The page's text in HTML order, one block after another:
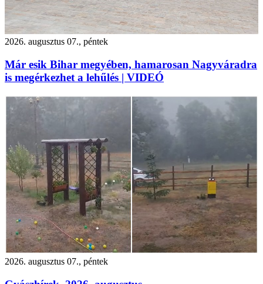
2026. augusztus 07., péntek
Már esik Bihar megyében, hamarosan Nagyváradra
is megérkezhet a lehűlés | VIDEÓ
2026. augusztus 07., péntek